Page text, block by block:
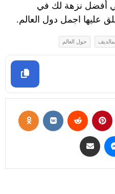
أفضل نزهة لك في
عليها اجمل دول العالم.
حول العالم